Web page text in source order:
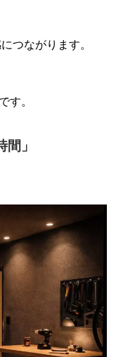
つながります。
す。
」